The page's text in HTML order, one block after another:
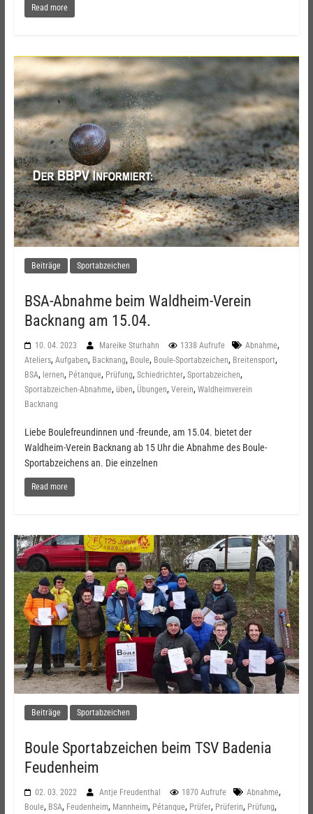
Read more
Beiträge Sportabzeichen
BSA-Abnahme beim Waldheim-Verein
Backnang am 15.04.
10. 04. 2023 Mareike Sturhahn 1338 Aufrufe Abnahme,
Ateliers, Aufgaben, Backnang, Boule, Boule-Sportabzeichen, Breitensport,
BSA, lernen, Pétanque, Prüfung, Schiedrichter, Sportabzeichen,
Sportabzeichen-Abnahme, üben, Übungen, Verein, Waldheimverein
Backnang
Liebe Boulefreundinnen und -freunde, am 15.04. bietet der
Waldheim-Verein Backnang ab 15 Uhr die Abnahme des Boule-
Sportabzeichens an. Die einzelnen
Read more
Beiträge Sportabzeichen
Boule Sportabzeichen beim TSV Badenia
Feudenheim
02. 03. 2022 Antje Freudenthal 1870 Aufrufe Abnahme,
Boule, BSA, Feudenheim, Mannheim, Pétanque, Prüfer, Prüferin, Prüfung,